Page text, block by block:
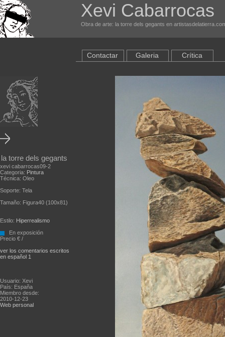
Xevi Cabarrocas
Obra de arte: la torre dels gegants en
la torre dels gegants
xevi cabarrocas09-2
Categoria: Pintura
Técnica: Oleo
Soporte: Tela
Tamaño: Figura40 (100x81)
Estilo: Hiperrealismo
En exposición
Precio € /
ver los comentarios escritos
en español 1
Usuario: Xevi
País: España
Miembro desde:
2010-12-23
Web personal
Contactar Galeria Crítica